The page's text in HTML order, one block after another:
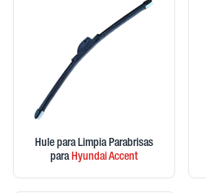
Hule para Limpia Parabrisas
paraHyundaiAccent